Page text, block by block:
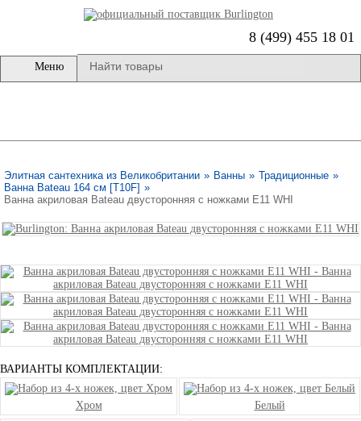
8 (499) 455 18 01
Меню
Элитная сантехника из Великобритании » Ванны » Традиционные »
Ванна Bateau 164 см [T10F] »
Ванна акриловая Bateau двусторонняя с ножками E11 WHI
ВАРИАНТЫ КОМПЛЕКТАЦИИ:
Хром Белый